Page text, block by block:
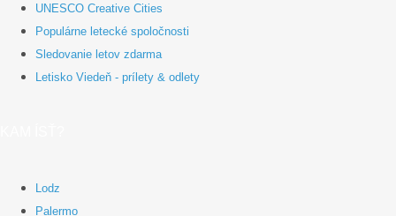
UNESCO Creative Cities
Populárne letecké spoločnosti
Sledovanie letov zdarma
Letisko Viedeň - prílety & odlety
Lodz
Palermo